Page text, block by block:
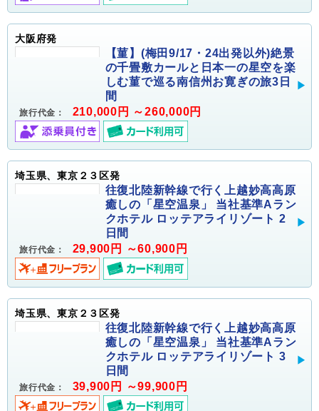
大阪府発
【菫】(梅田9/17・24出発以外)絶景
の千畳敷カールと日本一の星空を楽
しむ菫で巡る南信州お寛ぎの旅3日
間
旅行代金： 210,000円 ～260,000円
埼玉県、東京２３区発
往復北陸新幹線で行く上越妙高高原
癒しの「星空温泉」 当社基準Aラン
クホテル ロッテアライリゾート 2
日間
旅行代金： 29,900円 ～60,900円
埼玉県、東京２３区発
往復北陸新幹線で行く上越妙高高原
癒しの「星空温泉」 当社基準Aラン
クホテル ロッテアライリゾート 3
日間
旅行代金： 39,900円 ～99,900円